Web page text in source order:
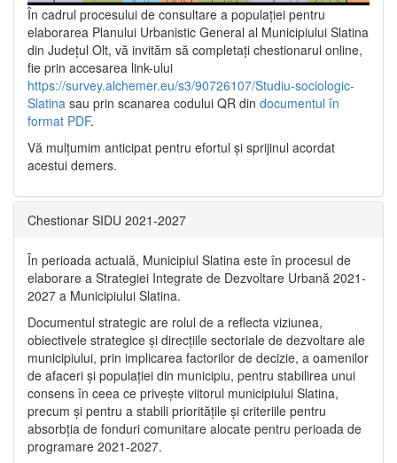
În cadrul procesului de consultare a populaţiei pentru
elaborarea Planului Urbanistic General al Municipiului Slatina
din Județul Olt, vă invităm să completați chestionarul online,
fie prin accesarea link-ului
https://survey.alchemer.eu/s3/90726107/Studiu-sociologic-
Slatina sau prin scanarea codului QR din documentul în
format PDF.
Vă mulţumim anticipat pentru efortul şi sprijinul acordat
acestui demers.
Chestionar SIDU 2021-2027
În perioada actuală, Municipiul Slatina este în procesul de
elaborare a Strategiei Integrate de Dezvoltare Urbană 2021‐
2027 a Municipiului Slatina.
Documentul strategic are rolul de a reflecta viziunea,
obiectivele strategice și direcțiile sectoriale de dezvoltare ale
municipiului, prin implicarea factorilor de decizie, a oamenilor
de afaceri și populației din municipiu, pentru stabilirea unui
consens în ceea ce privește viitorul municipiului Slatina,
precum și pentru a stabili prioritățile și criteriile pentru
absorbția de fonduri comunitare alocate pentru perioada de
programare 2021-2027.